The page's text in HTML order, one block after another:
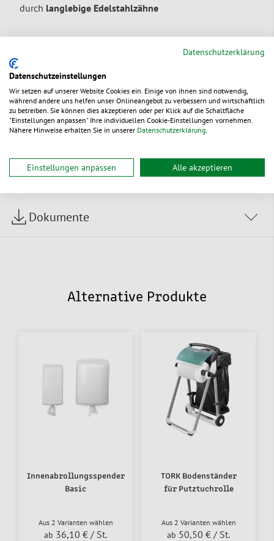
durch langlebige Edelstahlzähne
Geeignet für:
Putz- und Handtuchrollen mit Innenabzug
Zur Bestelltabelle ↑ Beratung anfordern
Service & Tipps
Dokumente
Alternative Produkte
Innenabrollungsspender
Basic
Aus 2 Varianten wählen
ab 36,10 € / St.
TORK Bodenständer
für Putztuchrolle
Aus 2 Varianten wählen
ab 50,50 € / St.
Datenschutzerklärung
Datenschutzeinstellungen
Wir setzen auf unserer Website Cookies ein. Einige von ihnen sind notwendig,
während andere uns helfen unser Onlineangebot zu verbessern und wirtschaftlich
zu betreiben. Sie können dies akzeptieren oder per Klick auf die Schaltfläche
"Einstellungen anpassen" Ihre individuellen Cookie-Einstellungen vornehmen.
Nähere Hinweise erhalten Sie in unserer Datenschutzerklärung
Einstellungen anpassen Alle akzeptieren